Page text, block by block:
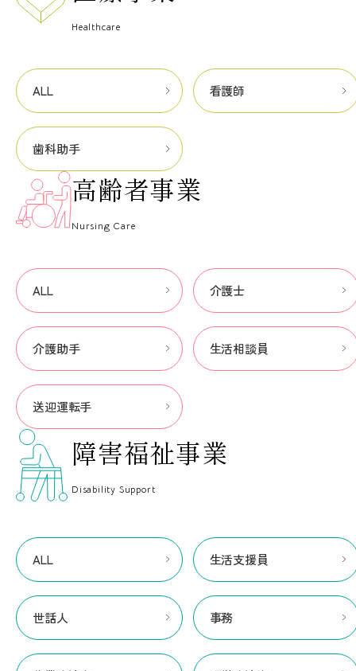
Healthcare
ALL 看護師
歯科助手
高齢者事業
Nursing Care
ALL 介護士
介護助手 生活相談員
送迎運転手
障害福祉事業
Disability Support
ALL 生活支援員
世話人 事務